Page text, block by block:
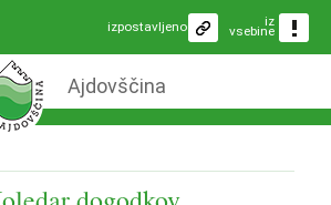
iz
vsebine
izpostavljeno
Ajdovščina